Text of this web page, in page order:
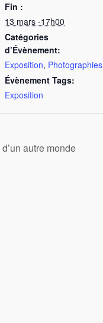
Fin :
13 mars -17h00
Catégories
d’Évènement:
Exposition, Photographies
Évènement Tags:
Exposition
autre monde